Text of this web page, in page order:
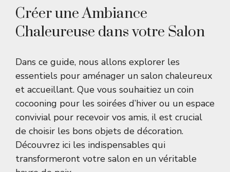
Créer une Ambiance
Chaleureuse dans votre Salon
Dans ce guide, nous allons explorer les
essentiels pour aménager un salon chaleureux
et accueillant. Que vous souhaitiez un coin
cocooning pour les soirées d’hiver ou un espace
convivial pour recevoir vos amis, il est crucial
de choisir les bons objets de décoration.
Découvrez ici les indispensables qui
transformeront votre salon en un véritable